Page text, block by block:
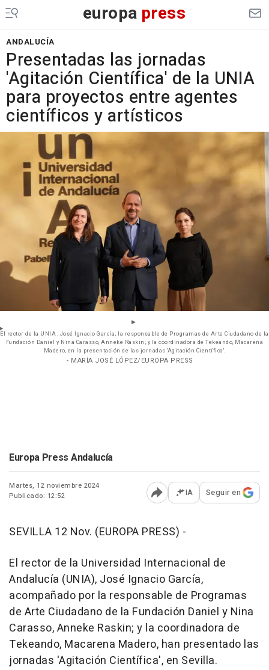
europa press
ANDALUCÍA
Presentadas las jornadas
'Agitación Científica' de la UNIA
para proyectos entre agentes
científicos y artísticos
El rector de la UNIA , José Ignacio García; la responsable de Programas de Arte Ciudadano de la
Fundación Daniel y Nina Carasso, Anneke Raskin; y la coordinadora de Tekeando, Macarena
Madero, en la presentación de las jornadas 'Agitación Científica'.
- MARÍA JOSÉ LÓPEZ/EUROPA PRESS
Europa Press Andalucía
Martes, 12 noviembre 2024
Publicado: 12:52
Abrir opciones para
IA Seguir en
SEVILLA 12 Nov. (EUROPA PRESS) -
El rector de la Universidad Internacional de
Andalucía (UNIA), José Ignacio García,
acompañado por la responsable de Programas
de Arte Ciudadano de la Fundación Daniel y Nina
Carasso, Anneke Raskin; y la coordinadora de
Tekeando, Macarena Madero, han presentado las
jornadas 'Agitación Científica', en Sevilla.